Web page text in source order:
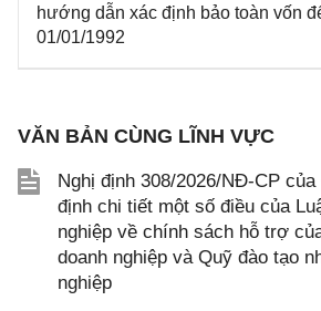
hướng dẫn xác định bảo toàn vốn
01/01/1992
VĂN BẢN CÙNG LĨNH VỰC
Nghị định 308/2026/NĐ-CP
định chi tiết một số điều của
nghiệp về chính sách hỗ trợ
doanh nghiệp và Quỹ đào tạo
nghiệp